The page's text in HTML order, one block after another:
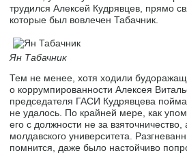
трудился Алексей Кудрявцев, прямо
которые был вовлечен Табачник.
Ян Табачник
Тем не менее, хотя ходили
о коррумпированности Алексея
председателя ГАСИ Кудрявцева
не удалось. По крайней мере, как
его с должности не за
молдавского университета.
помнится, даже было настойчиво